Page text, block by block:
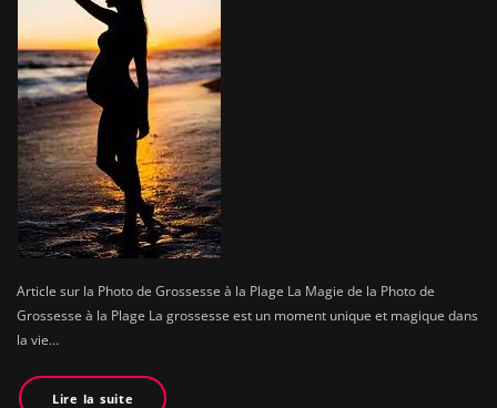
Article sur la Photo de Grossesse à la Plage La Magie de la Photo de
Grossesse à la Plage La grossesse est un moment unique et magique dans
la vie…
Lire la suite